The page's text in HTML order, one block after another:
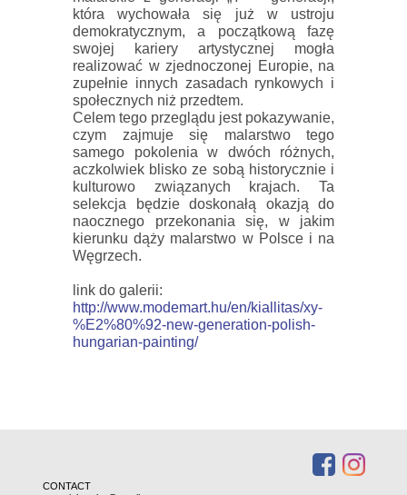
CONTACT
która wychowała się już w ustroju
demokratycznym, a początkową fazę
swojej kariery artystycznej mogła
realizować w zjednoczonej Europie, na
zupełnie innych zasadach rynkowych i
społecznych niż przedtem.
Celem tego przeglądu jest pokazywanie,
czym zajmuje się malarstwo tego
samego pokolenia w dwóch różnych,
aczkolwiek blisko ze sobą historycznie i
kulturowo związanych krajach. Ta
selekcja będzie doskonałą okazją do
naocznego przekonania się, w jakim
kierunku dąży malarstwo w Polsce i na
Węgrzech.
link do galerii:
http://www.modemart.hu/en/kiallitas/xy-
%E2%80%92-new-generation-polish-
hungarian-painting/